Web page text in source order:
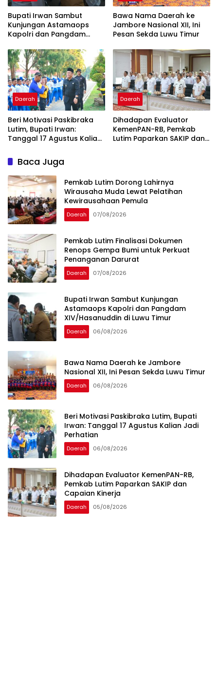
Bupati Irwan Sambut
Kunjungan Astamaops
Kapolri dan Pangdam
Timur
Bawa Nama Daerah ke
Jambore Nasional XII, Ini
Pesan Sekda Luwu Timur
Daerah
Beri Motivasi Paskibraka
Lutim, Bupati Irwan:
Tanggal 17 Agustus Kalian
Daerah
Dihadapan Evaluator
KemenPAN-RB, Pemkab
Lutim Paparkan SAKIP dan
Baca Juga
Pemkab Lutim Dorong Lahirnya
Wirausaha Muda Lewat Pelatihan
Kewirausahaan Pemula
Daerah 07/08/2026
Pemkab Lutim Finalisasi Dokumen
Renops Gempa Bumi untuk Perkuat
Penanganan Darurat
Daerah 07/08/2026
Bupati Irwan Sambut Kunjungan
Astamaops Kapolri dan Pangdam
XIV/Hasanuddin di Luwu Timur
Daerah 06/08/2026
Bawa Nama Daerah ke Jambore
Nasional XII, Ini Pesan Sekda Luwu Timur
Daerah 06/08/2026
Beri Motivasi Paskibraka Lutim, Bupati
Irwan: Tanggal 17 Agustus Kalian Jadi
Perhatian
Daerah 06/08/2026
Dihadapan Evaluator KemenPAN-RB,
Pemkab Lutim Paparkan SAKIP dan
Capaian Kinerja
Daerah 05/08/2026